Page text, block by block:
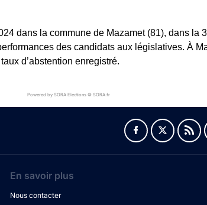
dans la commune de Mazamet (81), dans la
des candidats aux législatives. À
d’abstention enregistré.
Powered by SORA Elections © SORA.fr
En savoir plus
Nous contacter